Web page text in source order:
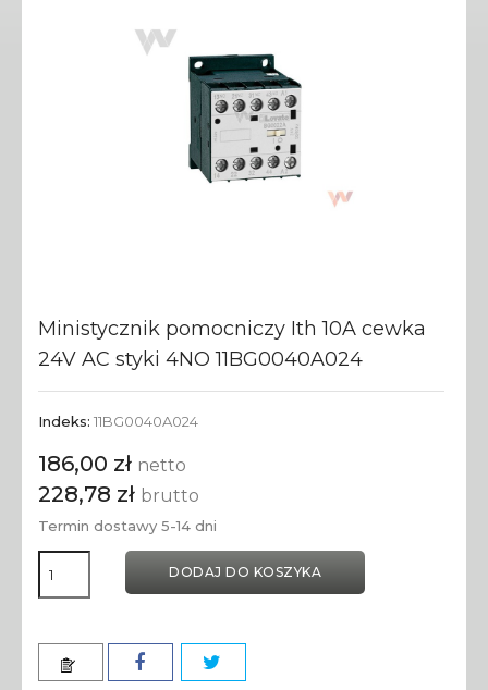
Ministycznik pomocniczy Ith 10A cewka
24V AC styki 4NO 11BG0040A024
Indeks: 11BG0040A024
186,00 zł netto
228,78 zł brutto
Termin dostawy 5-14 dni
DODAJ DO KOSZYKA